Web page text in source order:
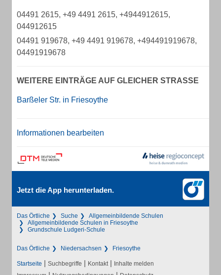
04491 2615, +49 4491 2615, +4944912615,
044912615
04491 919678, +49 4491 919678, +494491919678,
04491919678
WEITERE EINTRÄGE AUF GLEICHER STRASSE
Barßeler Str. in Friesoythe
Informationen bearbeiten
Jetzt die App herunterladen.
Das Örtliche Suche
Allgemeinbildende Schulen
Allgemeinbildende Schulen in Friesoythe
Grundschule Ludgeri-Schule
Das Örtliche Niedersachsen Friesoythe
Startseite | Suchbegriffe | Kontakt | Inhalte melden